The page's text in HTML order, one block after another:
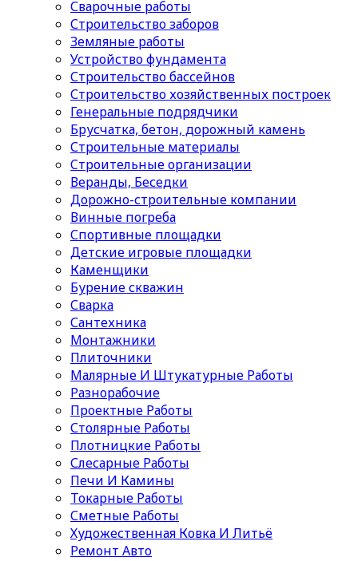
Сварочные работы
Строительство заборов
Земляные работы
Устройство фундамента
Строительство бассейнов
Строительство хозяйственных построек
Генеральные подрядчики
Брусчатка, бетон, дорожный камень
Строительные материалы
Cтроительные организации
Веранды, Беседки
Дорожно-строительные компании
Винные погреба
Спортивные площадки
Детские игровые площадки
Каменщики
Бурение скважин
Сварка
Сантехника
Монтажники
Плиточники
Малярные И Штукатурные Работы
Разнорабочие
Проектные Работы
Столярные Работы
Плотницкие Работы
Слесарные Работы
Печи И Камины
Токарные Работы
Сметные Работы
Художественная Ковка И Литьё
Ремонт Авто